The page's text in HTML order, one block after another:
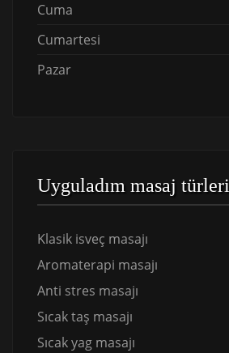
Cuma
Cumartesi
Pazar
Uyguladım masaj türleri
Klasik isveç masajı
Aromaterapi masajı
Anti stres masajı
Sıcak taş masajı
Sıcak yag masajı